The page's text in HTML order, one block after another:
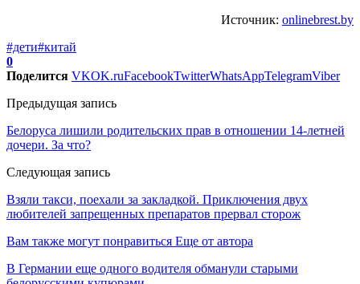
Источник: onlinebrest.by
#дети#китай
0
Поделится VKOK.ruFacebookTwitterWhatsAppTelegramViber
Предыдущая запись
Белоруса лишили родительских прав в отношении 14-летней
дочери. За что?
Следующая запись
Взяли такси, поехали за закладкой. Приключения двух
любителей запрещенных препаратов прервал сторож
Вам также могут понравиться Еще от автора
В Германии еще одного водителя обманули старыми